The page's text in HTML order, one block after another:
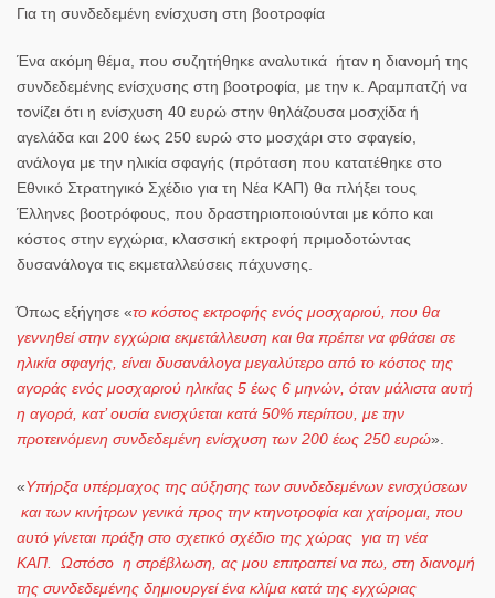
Για τη συνδεδεμένη ενίσχυση στη βοοτροφία
Ένα ακόμη θέμα, που συζητήθηκε αναλυτικά ήταν η διανομή της
συνδεδεμένης ενίσχυσης στη βοοτροφία, με την κ. Αραμπατζή να
τονίζει ότι η ενίσχυση 40 ευρώ στην θηλάζουσα μοσχίδα ή
αγελάδα και 200 έως 250 ευρώ στο μοσχάρι στο σφαγείο,
ανάλογα με την ηλικία σφαγής (πρόταση που κατατέθηκε στο
Εθνικό Στρατηγικό Σχέδιο για τη Νέα ΚΑΠ) θα πλήξει τους
Έλληνες βοοτρόφους, που δραστηριοποιούνται με κόπο και
κόστος στην εγχώρια, κλασσική εκτροφή πριμοδοτώντας
δυσανάλογα τις εκμεταλλεύσεις πάχυνσης.
Όπως εξήγησε «το κόστος εκτροφής ενός μοσχαριού, που θα
γεννηθεί στην εγχώρια εκμετάλλευση και θα πρέπει να φθάσει σε
ηλικία σφαγής, είναι δυσανάλογα μεγαλύτερο από το κόστος της
αγοράς ενός μοσχαριού ηλικίας 5 έως 6 μηνών, όταν μάλιστα αυτή
η αγορά, κατ’ ουσία ενισχύεται κατά 50% περίπου, με την
προτεινόμενη συνδεδεμένη ενίσχυση των 200 έως 250 ευρώ».
«Υπήρξα υπέρμαχος της αύξησης των συνδεδεμένων ενισχύσεων
και των κινήτρων γενικά προς την κτηνοτροφία και χαίρομαι, που
αυτό γίνεται πράξη στο σχετικό σχέδιο της χώρας για τη νέα
ΚΑΠ. Ωστόσο η στρέβλωση, ας μου επιτραπεί να πω, στη διανομή
της συνδεδεμένης δημιουργεί ένα κλίμα κατά της εγχώριας